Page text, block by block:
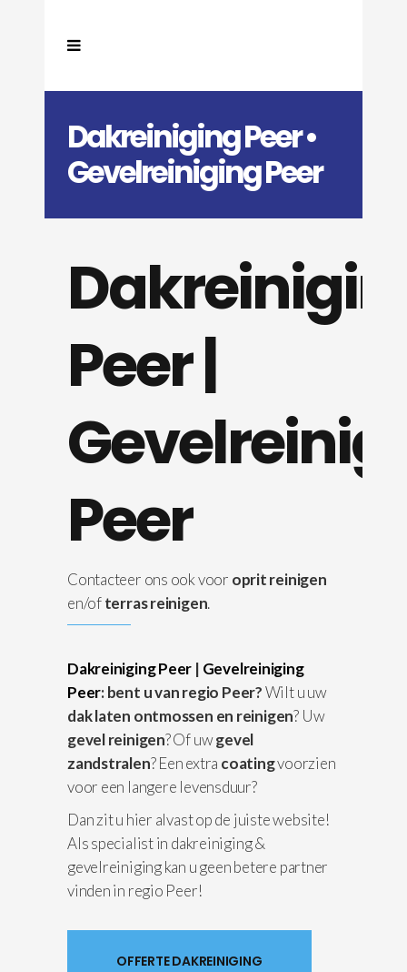
Dakreiniging Peer •
Gevelreiniging Peer
Peer |
Peer
Contacteer ons ook voor oprit reinigen
en/ofterras reinigen.
Dakreiniging Peer | Gevelreiniging
Peer: bent u van regio Peer?Wilt u uw
dak laten ontmossen en reinigen? Uw
gevel reinigen? Of uwgevel
zandstralen? Een extra coatingvoorzien
voor een langere levensduur?
Dan zit u hier alvast op de juiste website!
Als specialist in dakreiniging &
gevelreiniging kan u geen betere partner
vinden in regio Peer!
OFFERTE DAKREINIGING